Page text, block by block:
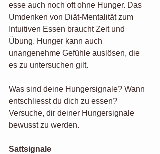
esse auch noch oft ohne Hunger. Das
Umdenken von Diät-Mentalität zum
Intuitiven Essen braucht Zeit und
Übung. Hunger kann auch
unangenehme Gefühle auslösen, die
es zu untersuchen gilt.
Was sind deine Hungersignale? Wann
entschliesst du dich zu essen?
Versuche, dir deiner Hungersignale
bewusst zu werden.
Sattsignale